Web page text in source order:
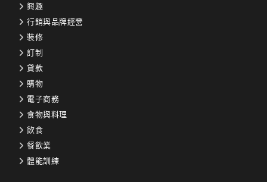
興趣
行銷與品牌經營
裝修
訂制
貸款
購物
電子商務
食物與料理
飲食
餐飲業
體能訓練